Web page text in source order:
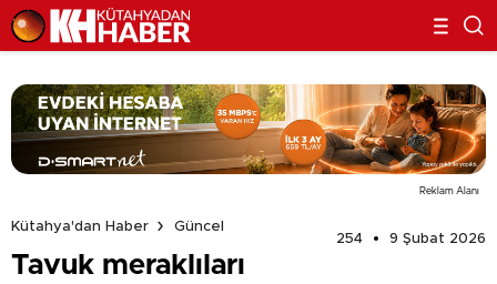
Reklam Alanı
Kütahya'dan Haber
Güncel
254
9 Şubat 2026
Tavuk meraklıları